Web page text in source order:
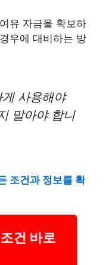
유 자금을 확보하
우에 대비하는 방
사용해야
말아야 합니
조건과 정보를 확
건 바로